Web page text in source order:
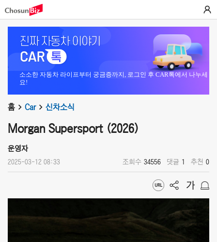
소소한 자동차 라이프부터 궁금증까지, 로그인 후 CAR톡에서 나누세
요!
홈 Car 신차소식
Morgan Supersport (2026)
운영자
2025-03-12 08:33 조회수 34556 댓글 1 추천 0